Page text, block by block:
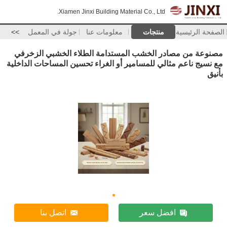
Xiamen Jinxi Building Material Co., Ltd.
الصفحة الرئيسية منتجات معلومات عنا جولة في المعمل >>
مصنوعة من مصادر الخشب المستدامة الطلاء الخشبي الزخرفي
مع نسيج ناعم مثالي للمسامير أو الغراء تحسين المساحات الداخلية
بأنيق
افضل سعر اتصل بنا